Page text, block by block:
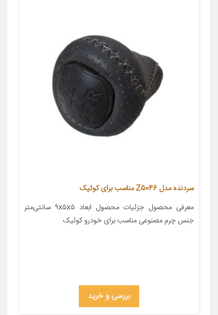
سردنده مدل Z5046 مناسب برای کوئیک
معرفی محصول جزئیات محصول ابعاد ۹x۵x۵ سانتی‌متر
جنس چرم مصنوعی مناسب برای خودرو کوئیک
بررسی و خرید